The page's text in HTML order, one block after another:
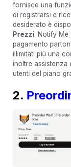
fornisce una
di registrarsi e
desiderato è
Prezzi: Notify Me
pagamento
illimitati più una
inoltre assistenza
utenti del piano
2.